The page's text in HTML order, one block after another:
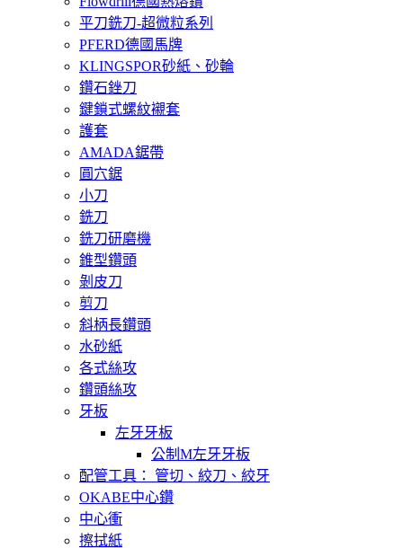
平刀銑刀-超微粒系列
PFERD德國馬牌
KLINGSPOR砂紙、砂輪
鑽石銼刀
鍵鎖式螺紋襯套
護套
AMADA鋸帶
圓穴鋸
小刀
銑刀
銑刀研磨機
錐型鑽頭
剝皮刀
剪刀
斜柄長鑽頭
水砂紙
各式絲攻
鑽頭絲攻
牙板
左牙牙板
公制M左牙牙板
配管工具： 管切、絞刀、絞牙
OKABE中心鑽
中心衝
擦拭紙